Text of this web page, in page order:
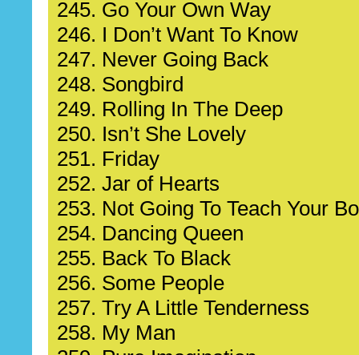
245. Go Your Own Way
246. I Don’t Want To Know
247. Never Going Back
248. Songbird
249. Rolling In The Deep
250. Isn’t She Lovely
251. Friday
252. Jar of Hearts
253. Not Going To Teach Your
254. Dancing Queen
255. Back To Black
256. Some People
257. Try A Little Tenderness
258. My Man